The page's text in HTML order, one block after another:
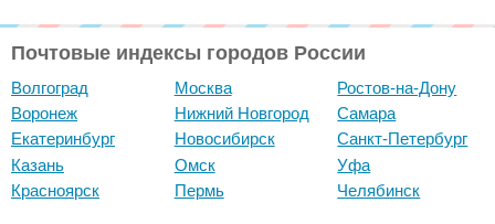
Почтовые индексы городов России
Волгоград
Воронеж
Екатеринбург
Казань
Красноярск
Москва
Нижний Новгород
Новосибирск
Омск
Пермь
Ростов-на-Дону
Самара
Санкт-Петербург
Уфа
Челябинск